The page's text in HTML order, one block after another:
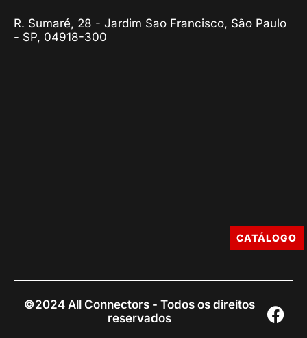
R. Sumaré, 28 - Jardim Sao Francisco, São Paulo
- SP, 04918-300
©2024 All Connectors - Todos os direitos
reservados
CATÁLOGO